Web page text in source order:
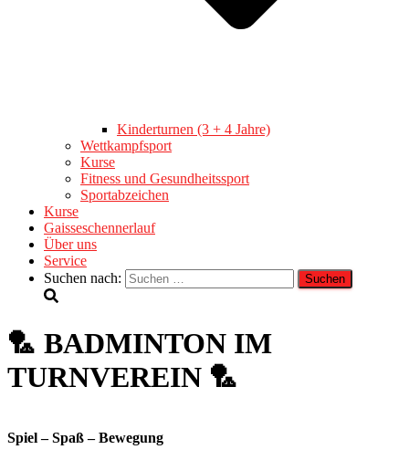
Kinderturnen (3 + 4 Jahre)
Wettkampfsport
Kurse
Fitness und Gesundheitssport
Sportabzeichen
Kurse
Gaisseschennerlauf
Über uns
Service
Suchen nach:
🏸 BADMINTON IM
TURNVEREIN 🏸
Spiel – Spaß – Bewegung